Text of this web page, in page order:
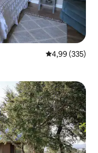
4,99 (335)